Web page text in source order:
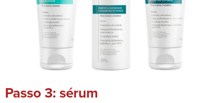
Passo 3: sérum